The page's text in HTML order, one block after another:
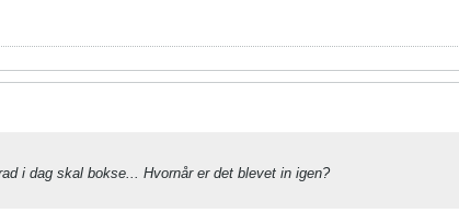
i dag skal bokse... Hvornår er det blevet in igen?